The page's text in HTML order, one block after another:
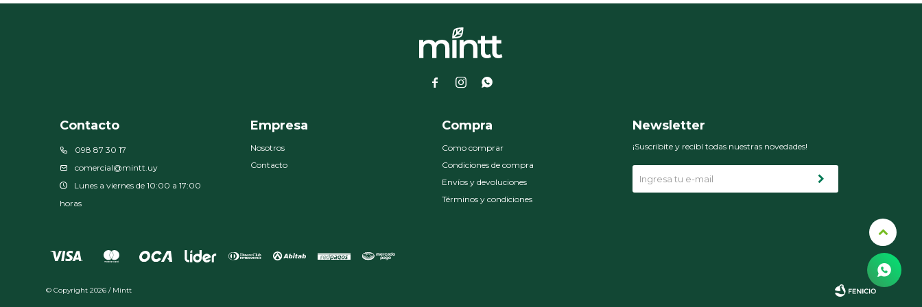
  
Contacto
098 87 30 17
comercial@mintt.uy
Lunes a viernes de 10:00 a 17:00
horas
Empresa
Nosotros
Contacto
Compra
Como comprar
Condiciones de compra
Envíos y devoluciones
Términos y condiciones
Newsletter
¡Suscribite y recibí todas nuestras novedades!
© Copyright 2026 / Mintt